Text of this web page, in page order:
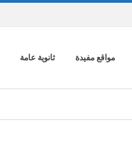
مواقع مفيدة ثانوية عامة